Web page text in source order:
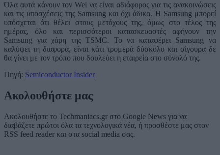
Όλα αυτά κάνουν τον Wei να είναι αδιάφορος για τις ανακοινώσεις
και τις υποσχέσεις της Samsung και όχι άδικα. Η Samsung μπορεί
υπόσχεται ότι θέλει στους μετόχους της, όμως στο τέλος της
ημέρας, όλο και περισσότεροι κατασκευαστές αφήνουν την
Samsung για χάρη της TSMC. Το να καταφέρει Samsung να
καλύψει τη διαφορά, είναι κάτι τρομερά δύσκολο και σίγουρα δε
θα γίνει με τον τρόπο που δουλεύει η εταιρεία στο σύνολό της.
Πηγή: Semiconductor Insider
Ακολουθήστε μας
Ακολουθήστε το Techmaniacs.gr στο Google News για να
διαβάζετε πρώτοι όλα τα τεχνολογικά νέα, ή προσθέστε μας στον
RSS feed reader και στα social media σας.